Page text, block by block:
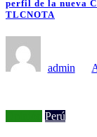
perfil de la nueva
TLCNOTA
admin
Perú